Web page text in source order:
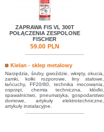
ZAPRAWA FIS VL 300T
POŁĄCZENIA ZESPOLONE
FISCHER
59.00 PLN
Kielan - sklep metalowy
Narzędzia, śruby, gwoździe, wkręty, okucia,
zamki, kołki rozporowe, liny stalowe,
łańcuchy, FF20/80, technika mocowania,
osprzęt, chemia techniczna, kłódki,
spawalnictwo, pneumatyka, gospodarstwo
domowe, artykuły elektrotechniczne,
artykuły instalacyjne.